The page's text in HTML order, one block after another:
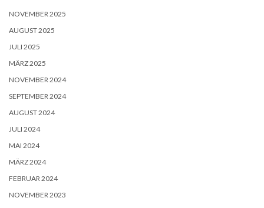
NOVEMBER 2025
AUGUST 2025
JULI 2025
MÄRZ 2025
NOVEMBER 2024
SEPTEMBER 2024
AUGUST 2024
JULI 2024
MAI 2024
MÄRZ 2024
FEBRUAR 2024
NOVEMBER 2023